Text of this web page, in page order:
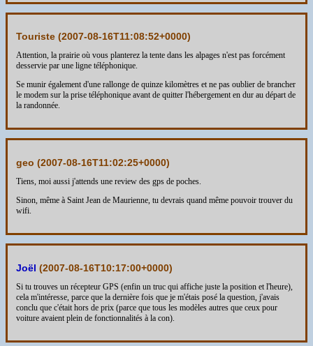
Touriste (2007-08-16T11:08:52+0000)
Attention, la prairie où vous planterez la tente dans les alpages n'est pas forcément
desservie par une ligne téléphonique.
Se munir également d'une rallonge de quinze kilomètres et ne pas oublier de brancher
le modem sur la prise téléphonique avant de quitter l'hébergement en dur au départ de
la randonnée.
geo (2007-08-16T11:02:25+0000)
Tiens, moi aussi j'attends une review des gps de poches.
Sinon, même à Saint Jean de Maurienne, tu devrais quand même pouvoir trouver du
wifi.
Joël (2007-08-16T10:17:00+0000)
Si tu trouves un récepteur GPS (enfin un truc qui affiche juste la position et l'heure),
cela m'intéresse, parce que la dernière fois que je m'étais posé la question, j'avais
conclu que c'était hors de prix (parce que tous les modèles autres que ceux pour
voiture avaient plein de fonctionnalités à la con).